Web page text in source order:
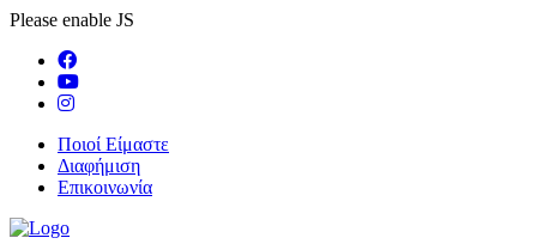
Please enable JS
Ποιοί Είμαστε
Διαφήμιση
Επικοινωνία